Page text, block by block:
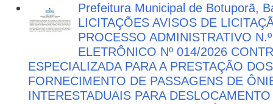
Prefeitura Municipal de Botuporã,
LICITAÇÕES AVISOS DE
PROCESSO ADMINISTRATIVO
ELETRÔNICO Nº 014/2026
ESPECIALIZADA PARA A PRESTAÇÃO
FORNECIMENTO DE PASSAGENS DE
INTERESTADUAIS PARA